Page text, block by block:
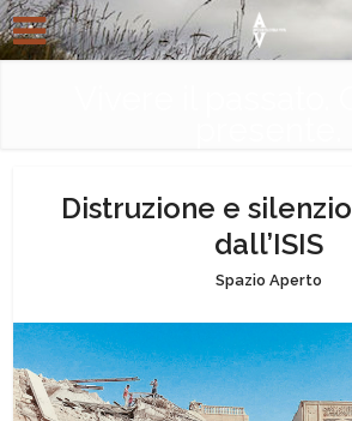
Distruzione e
dall’ISIS
Spazio Aperto